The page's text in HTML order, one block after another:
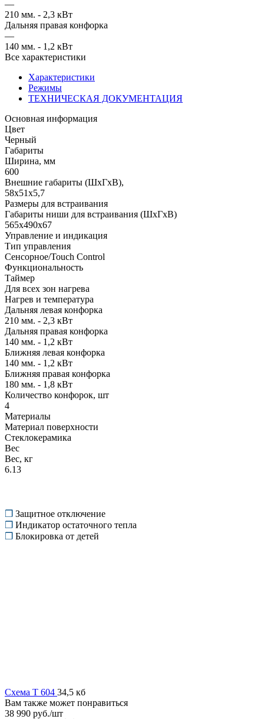
—
210 мм. - 2,3 кВт
Дальняя правая конфорка
—
140 мм. - 1,2 кВт
Все характеристики
Характеристики
Режимы
ТЕХНИЧЕСКАЯ ДОКУМЕНТАЦИЯ
Основная информация
Цвет
Черный
Габариты
Ширина, мм
600
Внешние габариты (ШхГхВ),
58х51х5,7
Размеры для встраивания
Габариты ниши для встраивания (ШхГхВ)
565х490х67
Управление и индикация
Тип управления
Сенсорное/Touch Control
Функциональность
Таймер
Для всех зон нагрева
Нагрев и температура
Дальняя левая конфорка
210 мм. - 2,3 кВт
Дальняя правая конфорка
140 мм. - 1,2 кВт
Ближняя левая конфорка
140 мм. - 1,2 кВт
Ближняя правая конфорка
180 мм. - 1,8 кВт
Количество конфорок, шт
4
Материалы
Материал поверхности
Стеклокерамика
Вес
Вес, кг
6.13
❒ Защитное отключение
❒ Индикатор остаточного тепла
❒ Блокировка от детей
Схема T 604 34,5 кб
Вам также может понравиться
38 990 руб./шт